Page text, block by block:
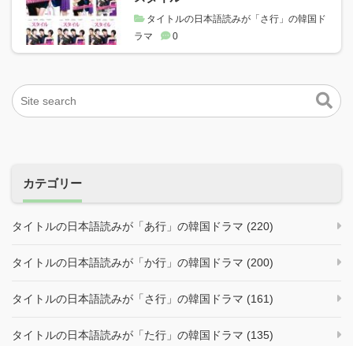
タイトルの日本語読みが「さ行」の韓国ド
ラマ
0
カテゴリー
タイトルの日本語読みが「あ行」の韓国ドラマ (220)
タイトルの日本語読みが「か行」の韓国ドラマ (200)
タイトルの日本語読みが「さ行」の韓国ドラマ (161)
タイトルの日本語読みが「た行」の韓国ドラマ (135)